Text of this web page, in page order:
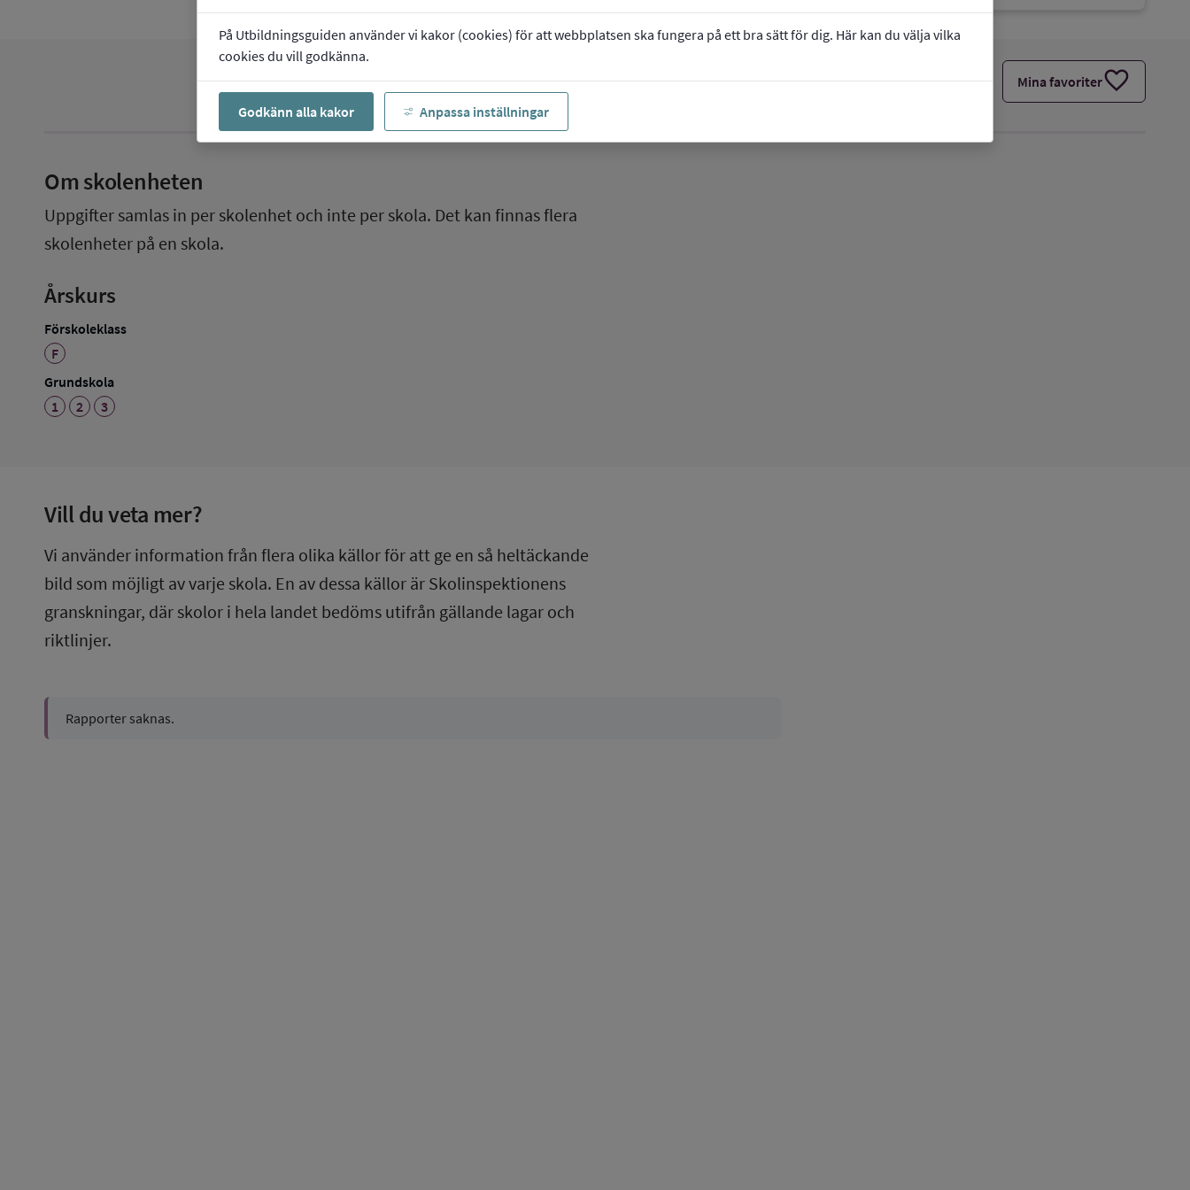
På Utbildningsguiden använder vi kakor (cookies) för att webbplatsen ska fungera på ett bra sätt för dig. Här kan du välja vilka
cookies du vill godkänna.
Godkänn alla kakor Anpassa inställningar
Mina favoriterfavorite
Om skolenheten
Uppgifter samlas in per skolenhet och inte per skola. Det kan finnas flera
skolenheter på en skola.
Årskurs
Förskoleklass
F
Grundskola
1
2 3
Vill du veta mer?
Vi använder information från flera olika källor för att ge en så heltäckande
bild som möjligt av varje skola. En av dessa källor är Skolinspektionens
granskningar, där skolor i hela landet bedöms utifrån gällande lagar och
riktlinjer.
Rapporter saknas.